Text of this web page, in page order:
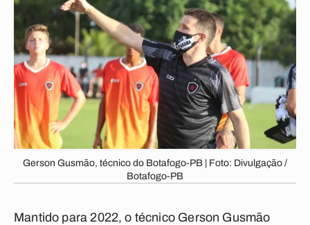
Gerson Gusmão, técnico do Botafogo-PB | Foto: Divulgação /
Botafogo-PB
Mantido para 2022, o técnico Gerson Gusmão